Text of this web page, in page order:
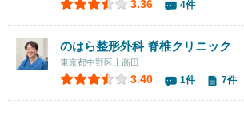
3.36 4件
のはら整形外科 脊椎クリニック
東京都中野区上高田
3.40 1件 7件